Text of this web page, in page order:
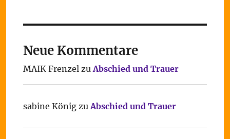
Neue Kommentare
MAIK FrenzelzuAbschied und Trauer
sabine KönigzuAbschied und Trauer